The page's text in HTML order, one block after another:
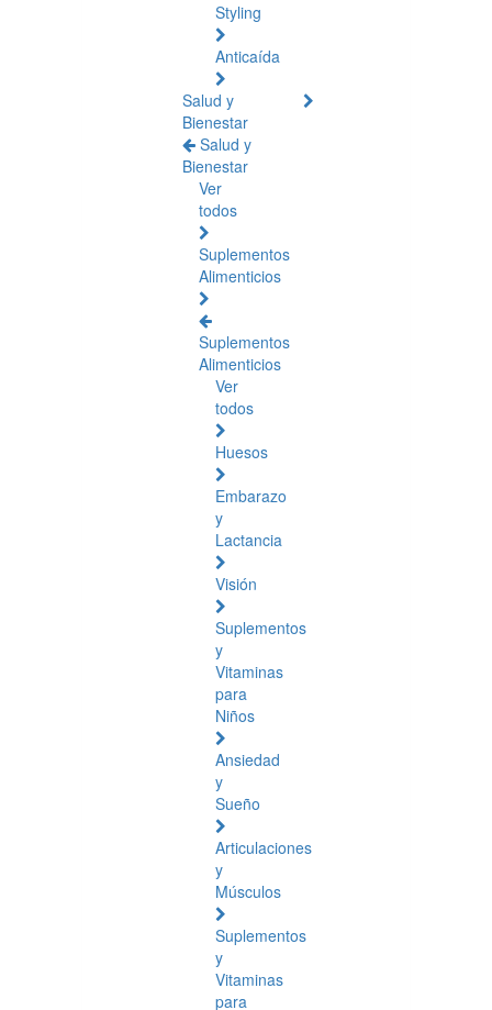
Styling
Anticaída
Salud y
Bienestar
Salud y
Bienestar
Ver
todos
Suplementos
Alimenticios
Suplementos
Alimenticios
Ver
todos
Huesos
Embarazo
y
Lactancia
Visión
Suplementos
y
Vitaminas
para
Niños
Ansiedad
y
Sueño
Articulaciones
y
Músculos
Suplementos
y
Vitaminas
para